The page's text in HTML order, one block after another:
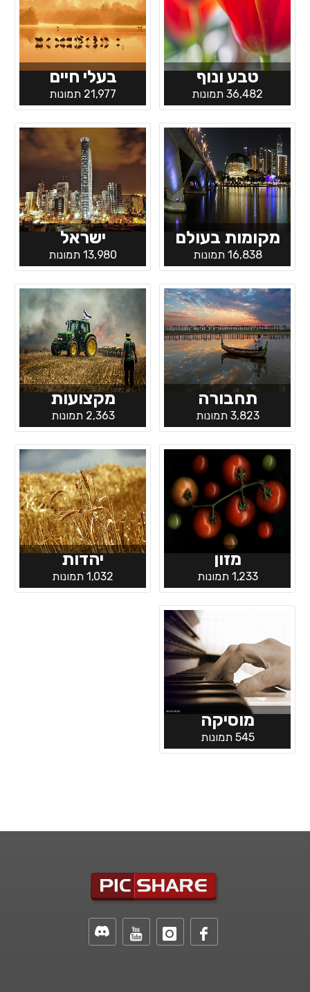
טבע ונוף
36,482 תמונות
בעלי חיים
21,977 תמונות
מקומות בעולם
16,838 תמונות
ישראל
13,980 תמונות
תחבורה
3,823 תמונות
מקצועות
2,363 תמונות
מזון
1,233 תמונות
יהדות
1,032 תמונות
מוסיקה
545 תמונות